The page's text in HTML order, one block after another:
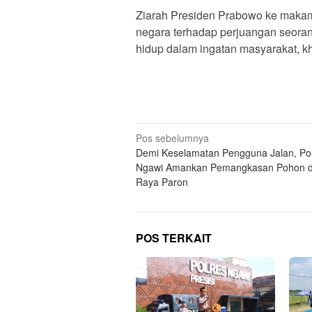
Ziarah Presiden Prabowo ke
negara terhadap perjuangan
hidup dalam ingatan masyarakat,
Navigasi
pos
Pos sebelumnya
Demi Keselamatan Pengguna Jalan,
Ngawi Amankan Pemangkasan Pohon
Raya Paron
POS TERKAIT